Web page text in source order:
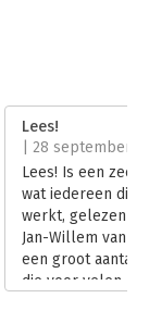
Lees!
| 28 september
Lees! Is een
wat iedereen die
werkt, gelezen
Jan-Willem van
een groot aantal
die voor velen